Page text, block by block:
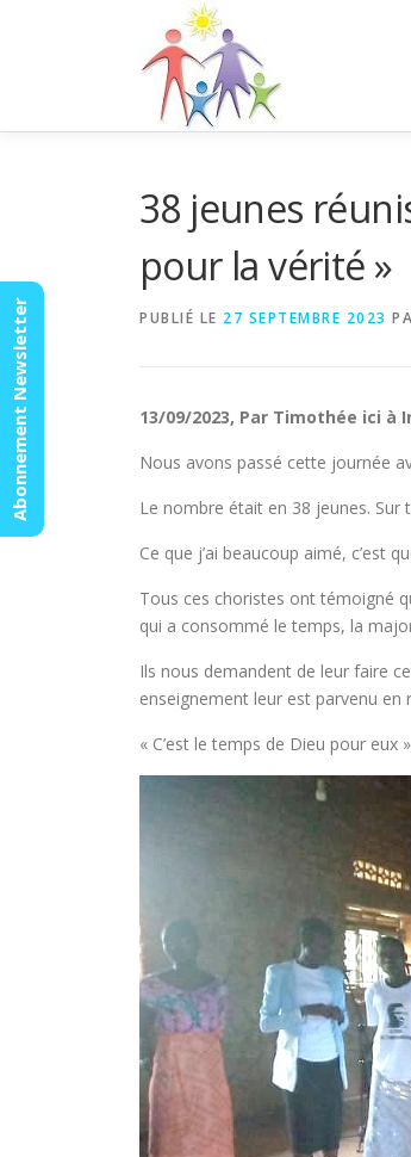
38 jeunes
pour la vérité »
PUBLIÉ LE 27 SEPTEMBRE 2023
13/09/2023, Par Timothée ici à
Nous avons passé cette journée
Le nombre était en 38 jeunes. Sur
Ce que j’ai beaucoup aimé, c’est
Tous ces choristes ont témoigné
qui a consommé le temps, la
Ils nous demandent de leur faire
enseignement leur est parvenu en
« C’est le temps de Dieu pour
Abonnement Newsletter